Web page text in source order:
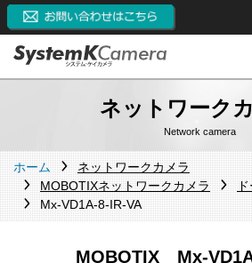
ネットワーク
Network camera
ホーム
ネットワークカメラ
MOBOTIXネットワークカメラ
ド
Mx-VD1A-8-IR-VA
MOBOTIX Mx-